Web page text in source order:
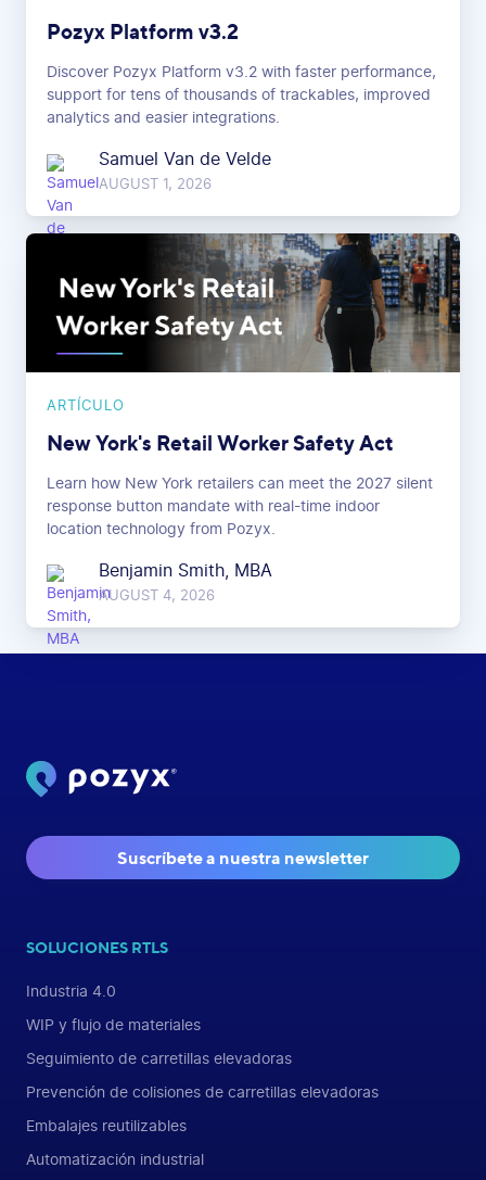
Pozyx Platform v3.2
Discover Pozyx Platform v3.2 with faster performance,
support for tens of thousands of trackables, improved
analytics and easier integrations.
Samuel Van de Velde
AUGUST 1, 2026
ARTÍCULO
New York's Retail Worker Safety Act
Learn how New York retailers can meet the 2027 silent
response button mandate with real-time indoor
location technology from Pozyx.
Benjamin Smith, MBA
AUGUST 4, 2026
Suscríbete a nuestra newsletter
SOLUCIONES RTLS
Industria 4.0
WIP y flujo de materiales
Seguimiento de carretillas elevadoras
Prevención de colisiones de carretillas elevadoras
Embalajes reutilizables
Automatización industrial